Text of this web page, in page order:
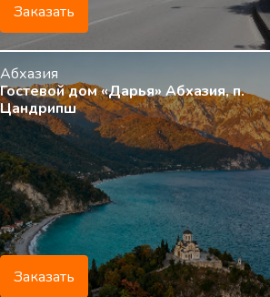
Заказать
Абхазия
Гостевой дом «Дарья» Абхазия, п.
Цандрипш
Заказать